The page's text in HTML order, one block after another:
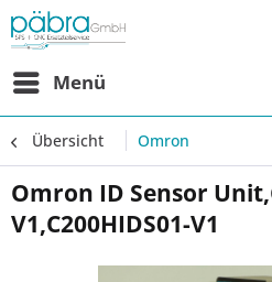
Menü
Übersicht Omron
Omron ID Sensor
V1,C200HIDS01-V1